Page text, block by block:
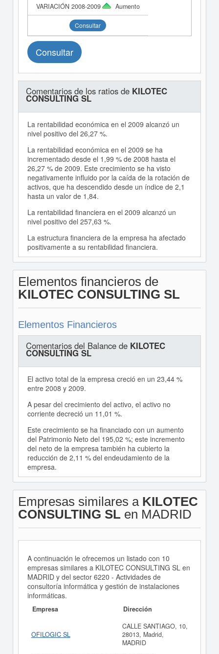
Aumento
Consultar
Consultar
Comentarios de los ratios de KILOTEC
CONSULTING SL
La rentabilidad económica en el 2009 alcanzó un
nivel positivo del 26,27 %.
La rentabilidad económica en el 2009 se ha
incrementado desde el 1,99 % de 2008 hasta el
26,27 % de 2009. Este crecimiento se ha visto
negativamente influido por la caída de la rotación de
activos, que ha descendido desde un índice de 2,1
hasta un valor de 1,84.
La rentabilidad financiera en el 2009 alcanzó un
nivel positivo del 257,63 %.
La estructura financiera de la empresa ha afectado
positivamente a su rentabilidad financiera.
Elementos financieros de
KILOTEC CONSULTING SL
Elementos Financieros
Comentarios del Balance de KILOTEC
CONSULTING SL
El activo total de la empresa creció en un 23,44 %
entre 2008 y 2009.
A pesar del crecimiento del activo, el activo no
corriente decreció un 11,01 %.
Este crecimiento se ha financiado con un aumento
del Patrimonio Neto del 195,02 %; este incremento
del neto de la empresa también ha cubierto la
reducción de 2,11 % del endeudamiento de la
empresa.
Empresas similares a KILOTEC
CONSULTING SL en MADRID
A continuación le ofrecemos un listado con 10
empresas similares a KILOTEC CONSULTING SL en
MADRID y del sector 6220 - Actividades de
consultoría informática y gestión de instalaciones
informáticas.
Empresa Dirección
OFILOGIC SL
CALLE SANTIAGO, 10,
28013, Madrid,
MADRID